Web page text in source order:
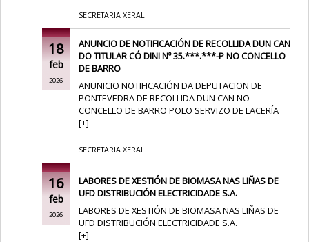
SECRETARIA XERAL
18
feb
2026
ANUNCIO DE NOTIFICACIÓN DE RECOLLIDA DUN CAN
DO TITULAR CÓ DINI Nº 35.***.***-P NO CONCELLO
DE BARRO
ANUNICIO NOTIFICACIÓN DA DEPUTACION DE
PONTEVEDRA DE RECOLLIDA DUN CAN NO
CONCELLO DE BARRO POLO SERVIZO DE LACERÍA
[+]
SECRETARIA XERAL
16
feb
2026
LABORES DE XESTIÓN DE BIOMASA NAS LIÑAS DE
UFD DISTRIBUCIÓN ELECTRICIDADE S.A.
LABORES DE XESTIÓN DE BIOMASA NAS LIÑAS DE
UFD DISTRIBUCIÓN ELECTRICIDADE S.A.
[+]